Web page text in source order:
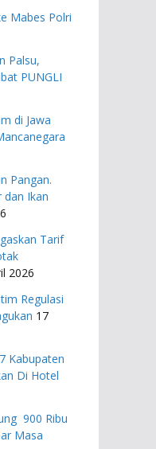
Mabes Polri
Palsu,
PUNGLI
di Jawa
Pangan.
dan Ikan
Tarif
2026
Regulasi
17
​Kabupaten
Di Hotel
900 Ribu
Masa